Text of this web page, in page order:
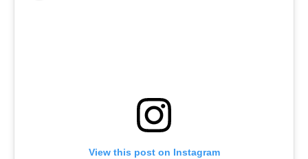
View this post on Instagram